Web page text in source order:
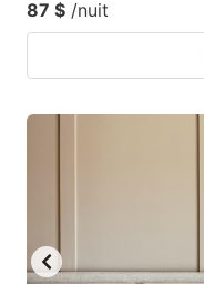
87 $ /nuit